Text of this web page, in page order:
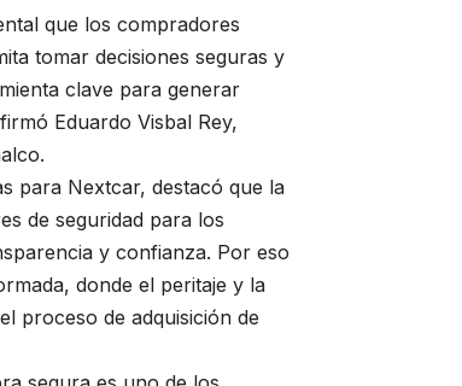
que los compradores
tomar decisiones seguras y
clave para generar
Eduardo Visbal Rey,
para Nextcar, destacó que la
de seguridad para los
y confianza. Por eso
donde el peritaje y la
proceso de adquisición de